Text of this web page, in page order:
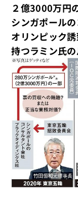
２億3000万円
シンガポール
オリンピック
持つラミン氏